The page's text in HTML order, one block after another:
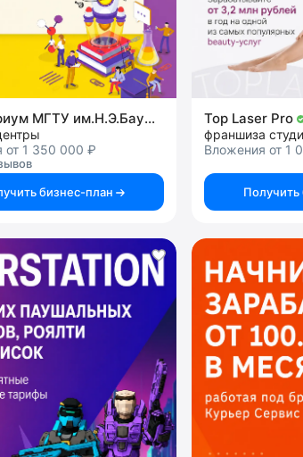
Инжинириум МГТУ им.Н.Э.Баумана
от 1 350 000 ₽
бизнес-план
Top Laser Pro
Вложения от 1
Получить